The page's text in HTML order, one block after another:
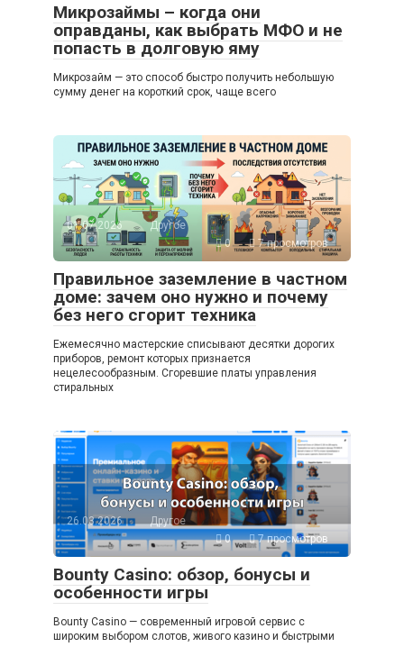
Микрозаймы – когда они
оправданы, как выбрать МФО и не
попасть в долговую яму
Микрозайм — это способ быстро получить небольшую
сумму денег на короткий срок, чаще всего
01.07.2026
Другое
0
7 просмотров
Правильное заземление в частном
доме: зачем оно нужно и почему
без него сгорит техника
Ежемесячно мастерские списывают десятки дорогих
приборов, ремонт которых признается
нецелесообразным. Сгоревшие платы управления
стиральных
26.03.2026
Другое
0
7 просмотров
Bounty Casino: обзор, бонусы и
особенности игры
Bounty Casino — современный игровой сервис с
широким выбором слотов, живого казино и быстрыми